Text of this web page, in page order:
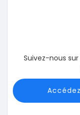
Suivez-nous